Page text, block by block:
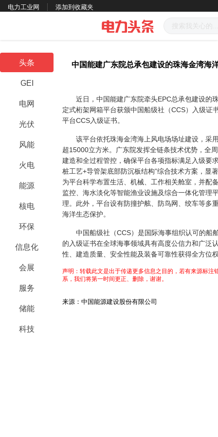
电力工业网 添加到收藏夹
头条
GEI
电网
光伏
风能
火电
能源
核电
环保
信息化
会展
服务
储能
科技
中国能建广东院总承包建设的珠海金湾海
近日，中国能建广东院牵头EPC总承包建设的
定式桁架网箱平台获颁中国船级社（CCS）入级证
平台CCS入级证书。
该平台依托珠海金湾海上风电场场址建设，采
超15000立方米。广东院发挥全链条技术优势，全
建造和全过程管控，确保平台各项指标满足入级要
桩工艺+导管架底部防沉板结构”综合技术方案，显
为平台科学布置生活、机械、工作相关舱室，并配
监控、海水淡化等智能渔业设施及综合一体化管理
理。此外，平台设有防撞护舷、防鸟网、绞车等多
海洋生态保护。
中国船级社（CCS）是国际海事组织认可的船
的入级证书在全球海事领域具有高度公信力和广泛
性、建造质量、安全性能及装备可靠性获得全方位
声明：转载此文是出于传递更多信息之目的，若有来源标
系，我们将第一时间更正、删除，谢谢。
来源：中国能源建设股份有限公司